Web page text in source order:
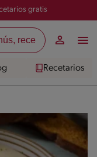
gratis
Recetarios